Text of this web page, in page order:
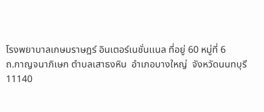
โรงพยาบาลเกษมราษฎร์ อินเตอร์เนชั่นเเนล ที่อยู่ 60 หมู่ที่ 6
ถ.กาญจนาภิเษก ตำบลเสาธงหิน อำเภอบางใหญ่ จังหวัดนนทบุรี
11140